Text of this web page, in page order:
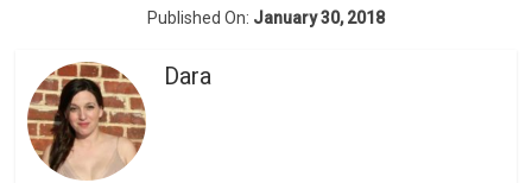
Published On: January 30, 2018
Dara